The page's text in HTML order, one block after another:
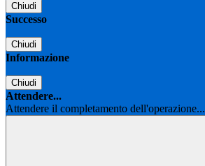
Chiudi
Successo
Chiudi
Informazione
Chiudi
Attendere...
Attendere il completamento dell'operazione...